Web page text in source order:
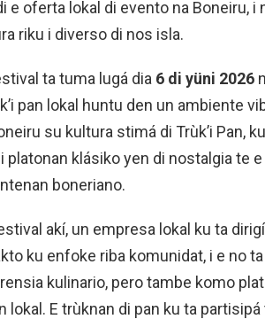
e oferta lokal di evento na Boneiru, i
riku i diverso di nos isla.
ta tuma lugá dia 6 di yüni 2026
pan lokal huntu den un ambiente
su kultura stimá di Trùk’i Pan,
platonan klásiko yen di nostalgia te
boneriano.
akí, un empresa lokal ku ta
ku enfoke riba komunidat, i e no
kulinario, pero tambe komo
E trùknan di pan ku ta